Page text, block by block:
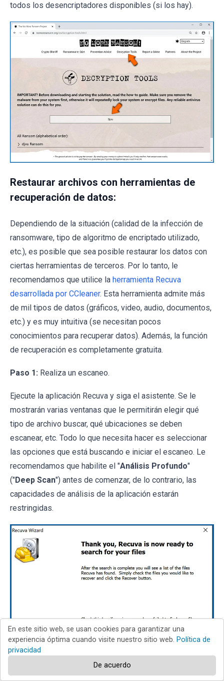
todos los desencriptadores disponibles (si los hay).
Restaurar archivos con herramientas de
recuperación de datos:
Dependiendo de la situación (calidad de la infección de
ransomware, tipo de algoritmo de encriptado utilizado,
etc.), es posible que sea posible restaurar los datos con
ciertas herramientas de terceros. Por lo tanto, le
recomendamos que utilice la herramienta Recuva
desarrollada por CCleaner. Esta herramienta admite más
de mil tipos de datos (gráficos, video, audio, documentos,
etc.) y es muy intuitiva (se necesitan pocos
conocimientos para recuperar datos). Además, la función
de recuperación es completamente gratuita.
Paso 1: Realiza un escaneo.
Ejecute la aplicación Recuva y siga el asistente. Se le
mostrarán varias ventanas que le permitirán elegir qué
tipo de archivo buscar, qué ubicaciones se deben
escanear, etc. Todo lo que necesita hacer es seleccionar
las opciones que está buscando e iniciar el escaneo. Le
recomendamos que habilite el "Análisis Profundo"
("Deep Scan") antes de comenzar, de lo contrario, las
capacidades de análisis de la aplicación estarán
restringidas.
En este sitio web, se usan cookies para garantizar una
experiencia óptima cuando visite nuestro sitio web. Política de
privacidad
De acuerdo